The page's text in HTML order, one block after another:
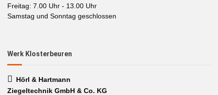
Freitag: 7.00 Uhr - 13.00 Uhr
Samstag und Sonntag geschlossen
Werk Klosterbeuren
Hörl & Hartmann
Ziegeltechnik GmbH & Co. KG